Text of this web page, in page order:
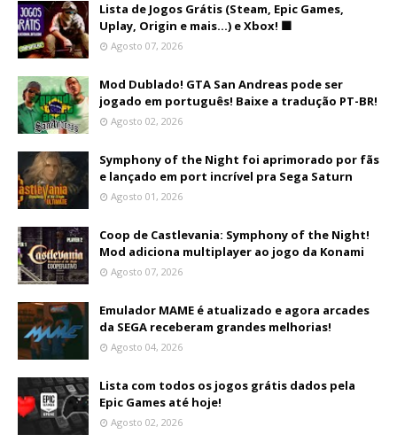
Lista de Jogos Grátis (Steam, Epic Games,
Uplay, Origin e mais...) e Xbox! 🟩
Agosto 07, 2026
Mod Dublado! GTA San Andreas pode ser
jogado em português! Baixe a tradução PT-BR!
Agosto 02, 2026
Symphony of the Night foi aprimorado por fãs
e lançado em port incrível pra Sega Saturn
Agosto 01, 2026
Coop de Castlevania: Symphony of the Night!
Mod adiciona multiplayer ao jogo da Konami
Agosto 07, 2026
Emulador MAME é atualizado e agora arcades
da SEGA receberam grandes melhorias!
Agosto 04, 2026
Lista com todos os jogos grátis dados pela
Epic Games até hoje!
Agosto 02, 2026